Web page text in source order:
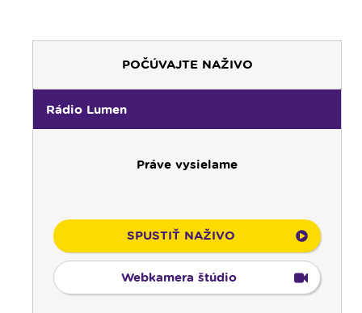
POČÚVAJTE NAŽIVO
Rádio Lumen
Práve vysielame
SPUSTIŤ NAŽIVO
Webkamera štúdio
Svetlo nádeje - repríza
04:25
Čítanie na pokračovanie - repríza
04:50 Deň s modlitbou
05:00
Rádio Vatikán - CZ
05:15
Rádio Vatikán - SK (repríza)